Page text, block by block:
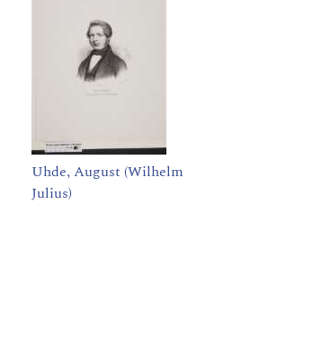
Uhde, August (Wilhelm
Julius)